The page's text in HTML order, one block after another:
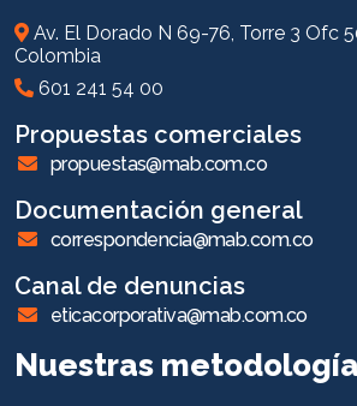
Av. El Dorado N 69-76, Torre 3 Ofc
Colombia
601 241 54 00
Propuestas comerciales
propuestas@mab.com.co
Documentación general
correspondencia@mab.com.co
Canal de denuncias
eticacorporativa@mab.com.co
Nuestras